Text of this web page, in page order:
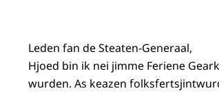
Leden fan de Steaten-Generaal,
Hjoed bin ik nei jimme Feriene
wurden. As keazen